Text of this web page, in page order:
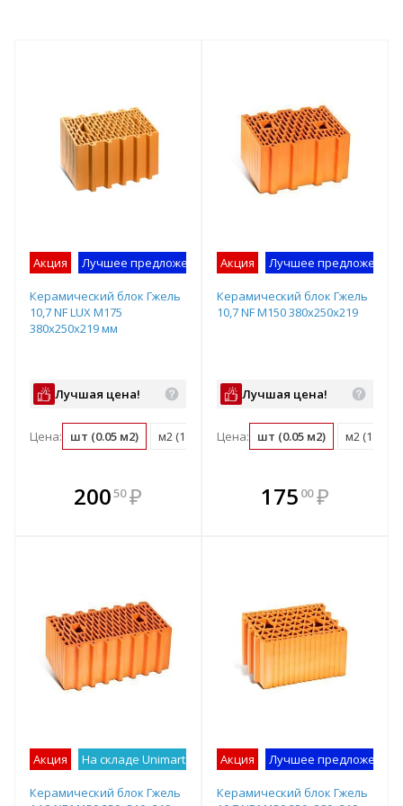
Акция Лучшее предложение
Керамический блок Гжель
10,7 NF LUX М175
380х250х219 мм
Лучшая цена!
Цена: шт (0.05 м2) м2 (18.3 шт) м3 (48.1 шт) поддон (72
20050 ₽
В комплекте
всегда выгоднее!
Акция Лучшее предложение
Керамический блок Гжель
10,7 NF М150 380х250х219
Лучшая цена!
Цена: шт (0.05 м2) м2 (18.3
В комплекте
всегда выгоднее!
175 00 ₽
Акция На складе Unimart Лучшее предложение
Керамический блок Гжель
Акция Лучшее предложение
Керамический блок Гжель